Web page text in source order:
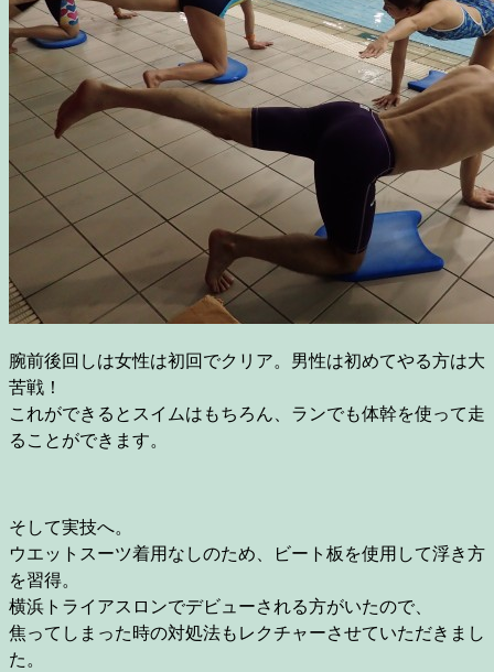
腕前後回しは女性は初回でクリア。男性は初めてやる方は大
苦戦！
これができるとスイムはもちろん、ランでも体幹を使って走
ることができます。
そして実技へ。
ウエットスーツ着用なしのため、ビート板を使用して浮き方
を習得。
横浜トライアスロンでデビューされる方がいたので、
焦ってしまった時の対処法もレクチャーさせていただきまし
た。